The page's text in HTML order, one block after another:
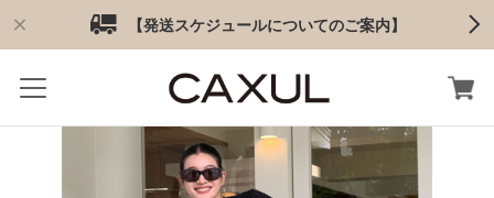
【発送スケジュールについてのご案内】